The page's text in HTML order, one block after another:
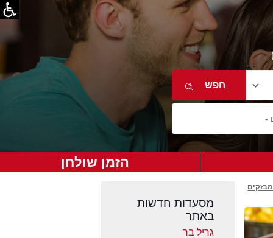
הזמן שולחן
מסעדות חדשות
באתר
גריל בר